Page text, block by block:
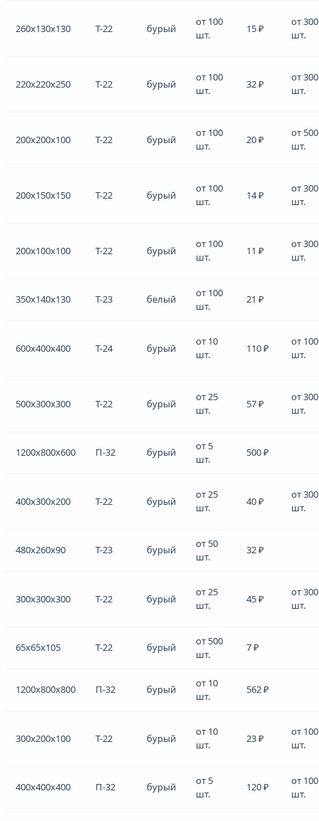
260x130x130 Т-22 бурый
от 100
шт.
15 ₽
от 300
шт.
220x220x250 Т-22 бурый
от 100
шт.
32 ₽
от 300
шт.
200x200x100 Т-22 бурый
от 100
шт.
20 ₽
от 500
шт.
200x150x150 Т-22 бурый
от 100
шт.
14 ₽
от 300
шт.
200x100x100 Т-22 бурый
от 100
шт.
11 ₽
от 300
шт.
350x140x130 Т-23 белый
от 100
шт.
21 ₽
600x400x400 Т-24 бурый
от 10
шт.
110 ₽
от 100
шт.
500x300x300 Т-22 бурый
от 25
шт.
57 ₽
от 300
шт.
1200x800x600 П-32 бурый
от 5
шт.
500 ₽
400x300x200 Т-22 бурый
от 25
шт.
40 ₽
от 300
шт.
480x260x90 Т-23 бурый
от 50
шт.
32 ₽
300x300x300 Т-22 бурый
от 25
шт.
45 ₽
от 300
шт.
65x65x105 Т-22 бурый
от 500
шт.
7 ₽
1200x800x800 П-32 бурый
от 10
шт.
562 ₽
300x200x100 Т-22 бурый
от 10
шт.
23 ₽
от 100
шт.
400x400x400 П-32 бурый
от 5
шт.
120 ₽
от 100
шт.